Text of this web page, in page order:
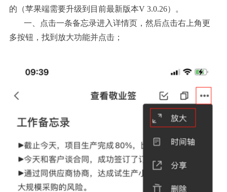
的（苹果端需要升级到目前最新版本V 3.0.26）。
一、点击一条备忘录进入详情页，然后点击右上角更
多按钮，找到放大功能并点击；